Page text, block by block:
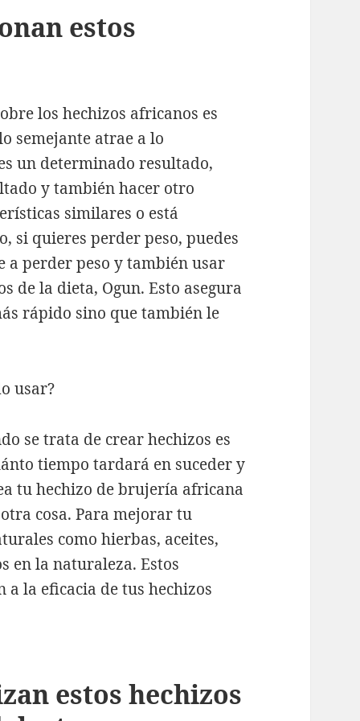
estos
los hechizos africanos es
semejante atrae a lo
un determinado resultado,
y también hacer otro
similares o está
si quieres perder peso, puedes
a perder peso y también usar
de la dieta, Ogun. Esto asegura
rápido sino que también le
usar?
se trata de crear hechizos es
tiempo tardará en suceder y
tu hechizo de brujería africana
cosa. Para mejorar tu
como hierbas, aceites,
en la naturaleza. Estos
la eficacia de tus hechizos
estos hechizos